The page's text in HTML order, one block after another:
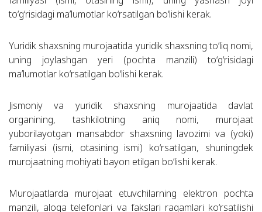
to‘g‘risidagi ma’lumotlar ko‘rsatilgan bo‘lishi kerak.
Yuridik shaxsning murojaatida yuridik shaxsning to‘liq nomi,
uning joylashgan yeri (pochta manzili) to‘g‘risidagi
ma’lumotlar ko‘rsatilgan bo‘lishi kerak.
Jismoniy va yuridik shaxsning murojaatida davlat
organining, tashkilotning aniq nomi, murojaat
yuborilayotgan mansabdor shaxsning lavozimi va (yoki)
familiyasi (ismi, otasining ismi) ko‘rsatilgan, shuningdek
murojaatning mohiyati bayon etilgan bo‘lishi kerak.
Murojaatlarda murojaat etuvchilarning elektron pochta
manzili, aloqa telefonlari va fakslari raqamlari ko‘rsatilishi